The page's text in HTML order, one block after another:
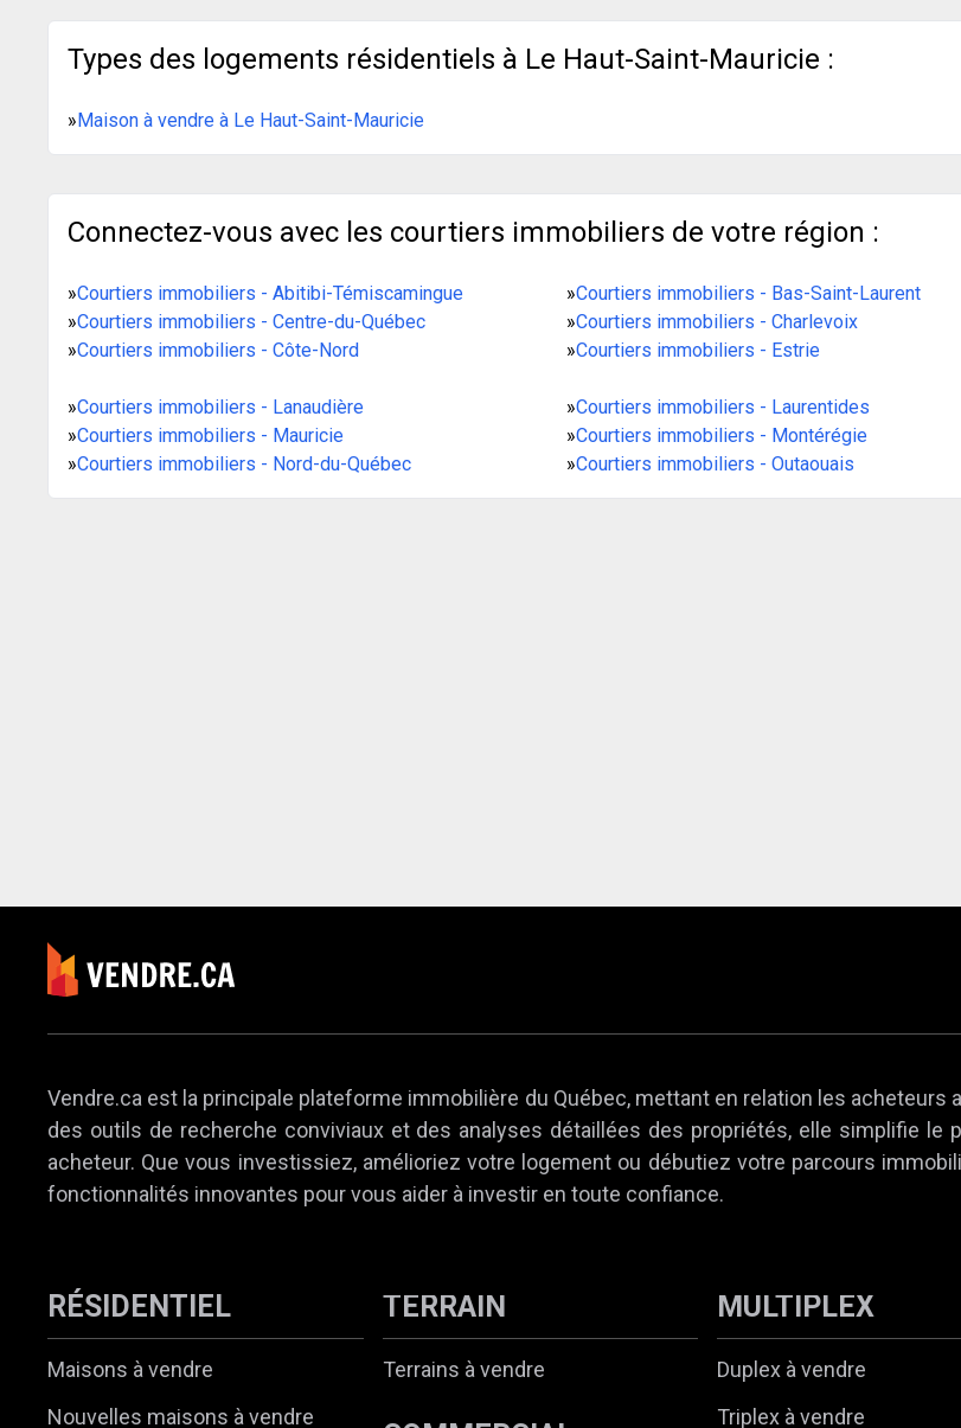
Types des logements résidentiels à Le Haut-Saint-Mauricie :
»Maison à vendre à Le Haut-Saint-Mauricie
Connectez-vous avec les courtiers immobiliers de votre région :
»Courtiers immobiliers - Abitibi-Témiscamingue »Courtiers immobiliers - Bas-Saint-Laurent
»Courtiers immobiliers - Centre-du-Québec »Courtiers immobiliers - Charlevoix
»Courtiers immobiliers - Côte-Nord »Courtiers immobiliers - Estrie
»Courtiers immobiliers - Lanaudière »Courtiers immobiliers - Laurentides
»Courtiers immobiliers - Mauricie »Courtiers immobiliers - Montérégie
»Courtiers immobiliers - Nord-du-Québec »Courtiers immobiliers - Outaouais
Vendre.ca est la principale plateforme immobilière du Québec, mettant en relation les
des outils de recherche conviviaux et des analyses détaillées des propriétés, elle simplifie
acheteur. Que vous investissiez, amélioriez votre logement ou débutiez votre parcours
fonctionnalités innovantes pour vous aider à investir en toute confiance.
RÉSIDENTIEL
Maisons à vendre
Nouvelles maisons à vendre
TERRAIN
Terrains à vendre
MULTIPLEX
Duplex à vendre
Triplex à vendre